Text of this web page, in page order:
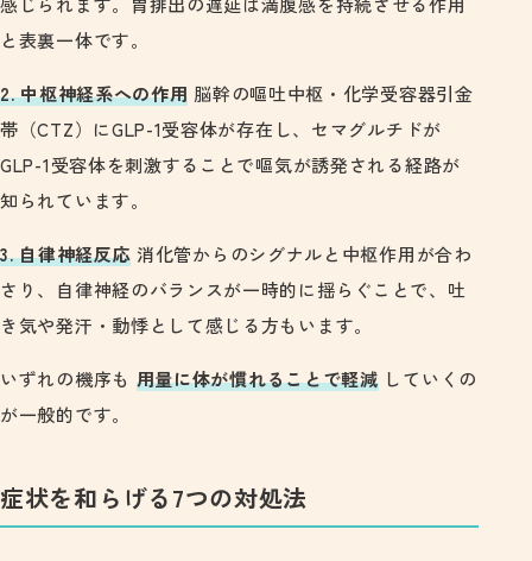
と表裏一体です。
2. 中枢神経系への作用 脳幹の嘔吐中枢・化学受容器引金
帯（CTZ）にGLP-1受容体が存在し、セマグルチドが
GLP-1受容体を刺激することで嘔気が誘発される経路が
知られています。
3. 自律神経反応 消化管からのシグナルと中枢作用が合わ
さり、自律神経のバランスが一時的に揺らぐことで、吐
き気や発汗・動悸として感じる方もいます。
いずれの機序も 用量に体が慣れることで軽減していくの
が一般的です。
症状を和らげる7つの対処法